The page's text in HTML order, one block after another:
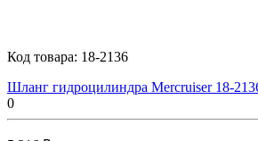
Код товара: 18-2136
Шланг гидроцилиндра Mercruiser 18-
0